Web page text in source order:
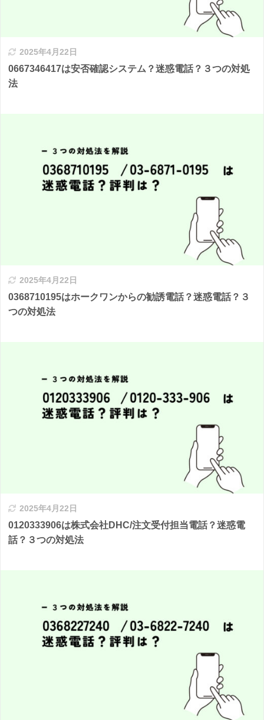
2025年4月22日
0667346417は安否確認システム？迷惑電話？３つの対処
法
2025年4月22日
0368710195はホークワンからの勧誘電話？迷惑電話？３
つの対処法
2025年4月22日
0120333906は株式会社DHC/注文受付担当電話？迷惑電
話？３つの対処法